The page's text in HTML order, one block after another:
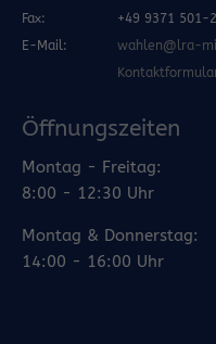
Fax:
+49 9371 501-
E-Mail:
wahlen@lra-
Öffnungszeiten
Montag - Freitag:
8:00 - 12:30 Uhr
Montag & Donnerstag:
14:00 - 16:00 Uhr